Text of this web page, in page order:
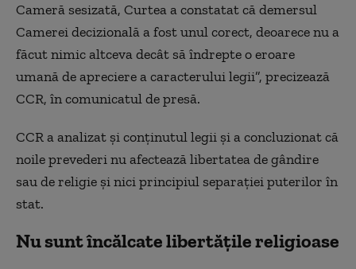
Cameră sesizată, Curtea a constatat că demersul
Camerei decizională a fost unul corect, deoarece nu a
făcut nimic altceva decât să îndrepte o eroare
umană de apreciere a caracterului legii”, precizează
CCR, în comunicatul de presă.
CCR a analizat și conținutul legii și a concluzionat că
noile prevederi nu afectează libertatea de gândire
sau de religie și nici principiul separației puterilor în
stat.
Nu sunt încălcate libertățile religioase